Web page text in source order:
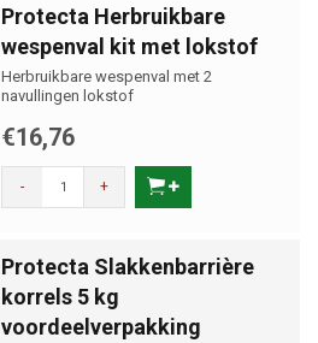
Protecta Herbruikbare
wespenval kit met lokstof
Herbruikbare wespenval met 2
navullingen lokstof
€16,76
- +
Protecta Slakkenbarrière
korrels 5 kg
voordeelverpakking